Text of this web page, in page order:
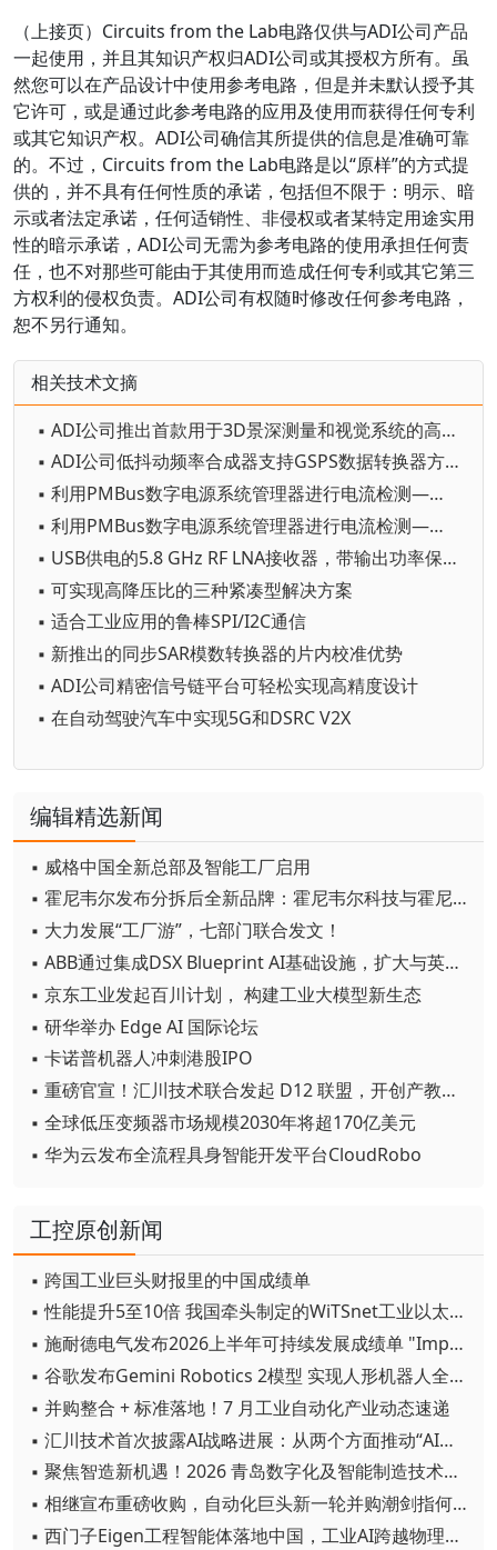
（上接页）Circuits from the Lab电路仅供与ADI公司产品
一起使用，并且其知识产权归ADI公司或其授权方所有。虽
然您可以在产品设计中使用参考电路，但是并未默认授予其
它许可，或是通过此参考电路的应用及使用而获得任何专利
或其它知识产权。ADI公司确信其所提供的信息是准确可靠
的。不过，Circuits from the Lab电路是以“原样”的方式提
供的，并不具有任何性质的承诺，包括但不限于：明示、暗
示或者法定承诺，任何适销性、非侵权或者某特定用途实用
性的暗示承诺，ADI公司无需为参考电路的使用承担任何责
任，也不对那些可能由于其使用而造成任何专利或其它第三
方权利的侵权负责。ADI公司有权随时修改任何参考电路，
恕不另行通知。
相关技术文摘
▪ ADI公司推出首款用于3D景深测量和视觉系统的高分辨率模块
▪ ADI公司低抖动频率合成器支持GSPS数据转换器方案实现优异性能
▪ 利用PMBus数字电源系统管理器进行电流检测——第二部分
▪ 利用PMBus数字电源系统管理器进行电流检测——第一部分
▪ USB供电的5.8 GHz RF LNA接收器，带输出功率保护功能
▪ 可实现高降压比的三种紧凑型解决方案
▪ 适合工业应用的鲁棒SPI/I2C通信
▪ 新推出的同步SAR模数转换器的片内校准优势
▪ ADI公司精密信号链平台可轻松实现高精度设计
▪ 在自动驾驶汽车中实现5G和DSRC V2X
编辑精选新闻
▪ 威格中国全新总部及智能工厂启用
▪ 霍尼韦尔发布分拆后全新品牌：霍尼韦尔科技与霍尼韦尔航空航天
▪ 大力发展“工厂游”，七部门联合发文！
▪ ABB通过集成DSX Blueprint AI基础设施，扩大与英伟达的合作
▪ 京东工业发起百川计划， 构建工业大模型新生态
▪ 研华举办 Edge AI 国际论坛
▪ 卡诺普机器人冲刺港股IPO
▪ 重磅官宣！汇川技术联合发起 D12 联盟，开创产教融合新范式
▪ 全球低压变频器市场规模2030年将超170亿美元
▪ 华为云发布全流程具身智能开发平台CloudRobo
工控原创新闻
▪ 跨国工业巨头财报里的中国成绩单
▪ 性能提升5至10倍 我国牵头制定的WiTSnet工业以太网国际标准正式发布
▪ 施耐德电气发布2026上半年可持续发展成绩单 "Impact 2030"路线图开局稳健
▪ 谷歌发布Gemini Robotics 2模型 实现人形机器人全身智能控制突破
▪ 并购整合 + 标准落地！7 月工业自动化产业动态速递
▪ 汇川技术首次披露AI战略进展：从两个方面推动“AI业务化”落地
▪ 聚焦智造新机遇！2026 青岛数字化及智能制造技术论坛圆满落幕
▪ 相继宣布重磅收购，自动化巨头新一轮并购潮剑指何方？
▪ 西门子Eigen工程智能体落地中国，工业AI跨越物理世界“确定性”拐点